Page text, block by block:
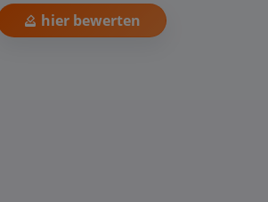
hier bewerten